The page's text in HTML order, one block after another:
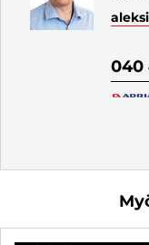
040